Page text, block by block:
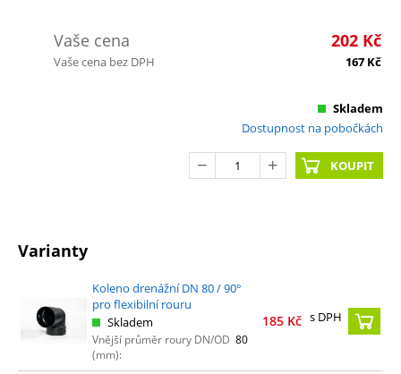
Vaše cena 202 Kč
Vaše cena bez DPH 167 Kč
Skladem
Dostupnost na pobočkách
KOUPIT
Varianty
Koleno drenážní DN 80 / 90°
pro flexibilní rouru
Skladem
Vnější průměr roury DN/OD
(mm):
80
185 Kč s DPH